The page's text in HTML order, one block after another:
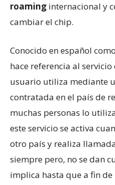
roaming internacional y
cambiar el chip.
Conocido en español
hace referencia al
usuario utiliza mediante
contratada en el país de
muchas personas lo
este servicio se activa
otro país y realiza
siempre pero, no se dan
implica hasta que a fin